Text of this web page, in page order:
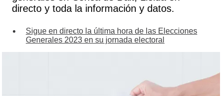
directo y toda la información y datos.
Sigue en directo la última hora de las Elecciones
Generales 2023 en su jornada electoral